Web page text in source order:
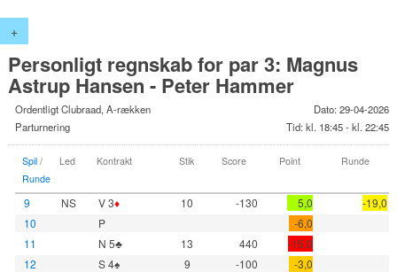
+
Personligt regnskab for par 3: Magnus
Astrup Hansen - Peter Hammer
Ordentligt Clubraad, A-rækken
Parturnering
Dato: 29-04-2026
Tid: kl. 18:45 - kl. 22:45
Spil/
Runde
Led Kontrakt Stik Score Point Runde
9 NS V 3♦ 10 -130 5,0
-19,0
10
P
-6,0
11
N 5♣ 13 440
-15,0
12
S 4♠ 9 -100
-3,0